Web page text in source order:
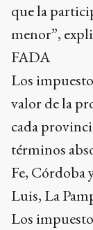
que la
menor”,
FADA
Los
valor de la
cada
términos
Fe, Córdoba
Luis, La
Los